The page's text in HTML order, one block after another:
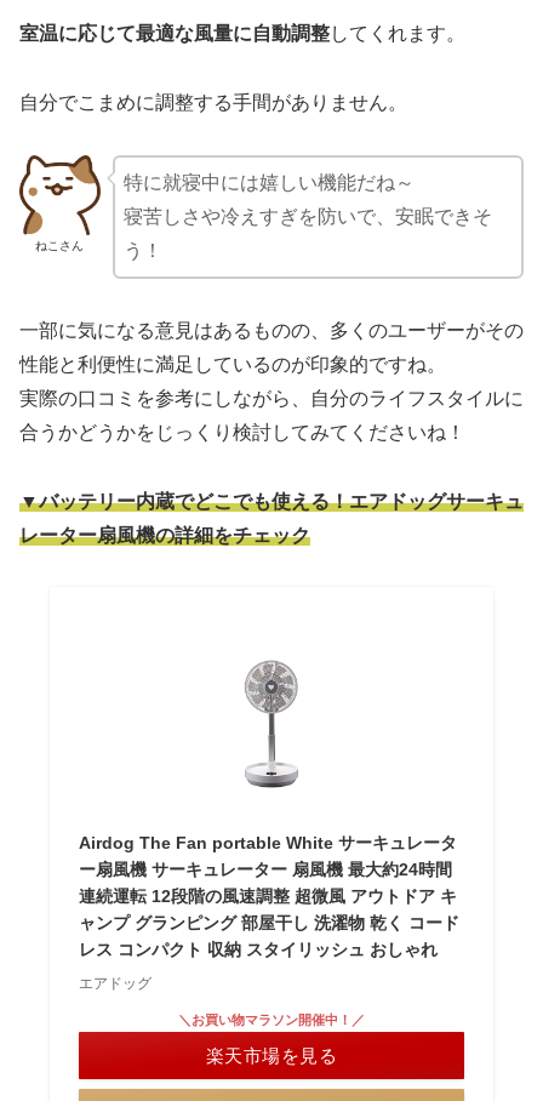
室温に応じて最適な風量に自動調整してくれます。
自分でこまめに調整する手間がありません。
ねこさん
特に就寝中には嬉しい機能だね～
寝苦しさや冷えすぎを防いで、安眠できそ
う！
一部に気になる意見はあるものの、多くのユーザーがその
性能と利便性に満足しているのが印象的ですね。
実際の口コミを参考にしながら、自分のライフスタイルに
合うかどうかをじっくり検討してみてくださいね！
▼バッテリー内蔵でどこでも使える！エアドッグサーキュ
レーター扇風機の詳細をチェック
Airdog The Fan portable White サーキュレータ
ー扇風機 サーキュレーター 扇風機 最大約24時間
連続運転 12段階の風速調整 超微風 アウトドア キ
ャンプ グランピング 部屋干し 洗濯物 乾く コード
レス コンパクト 収納 スタイリッシュ おしゃれ
エアドッグ
＼お買い物マラソン開催中！／
楽天市場を見る